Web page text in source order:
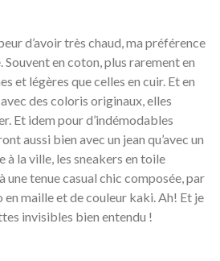
d’avoir très chaud, ma préférence
Souvent en coton, plus rarement en
et légères que celles en cuir. Et en
des coloris originaux, elles
Et idem pour d’indémodables
aussi bien avec un jean qu’avec un
à la ville, les sneakers en toile
tenue casual chic composée, par
en maille et de couleur kaki. Ah! Et je
invisibles bien entendu !